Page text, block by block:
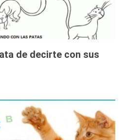
de decirte con sus